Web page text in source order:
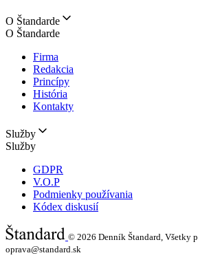
O Štandarde
O Štandarde
Firma
Redakcia
Princípy
História
Kontakty
Služby
Služby
GDPR
V.O.P
Podmienky používania
Kódex diskusií
© 2026 Denník Štandard, Všetky
oprava@standard.sk